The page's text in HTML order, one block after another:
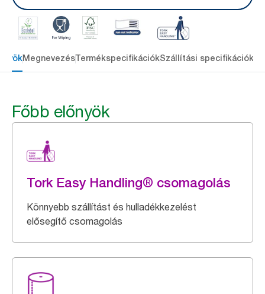
MegnevezésTermékspecifikációkSzállítási specifikációk
Főbb előnyök
Tork Easy Handling® csomagolás
Könnyebb szállítást és hulladékkezelést
elősegítő csomagolás